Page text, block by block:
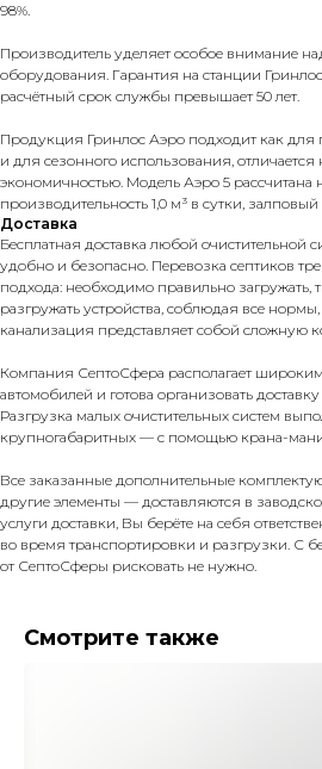
98%.
Производитель уделяет особое внимание
оборудования. Гарантия на станции Гринлос
расчётный срок службы превышает 50 лет.
Продукция Гринлос Аэро подходит как для
и для сезонного использования,
экономичностью. Модель Аэро 5 рассчитана
производительность 1,0 м³ в сутки,
Доставка
Бесплатная доставка любой очистительной
удобно и безопасно. Перевозка септиков
подхода: необходимо правильно загружать,
разгружать устройства, соблюдая все
канализация представляет собой сложную
Компания СептоСфера располагает
автомобилей и готова организовать
Разгрузка малых очистительных систем
крупногабаритных — с помощью крана-
Все заказанные дополнительные
другие элементы — доставляются в
услуги доставки, Вы берёте на себя
во время транспортировки и разгрузки. С
от СептоСферы рисковать не нужно.
Смотрите также